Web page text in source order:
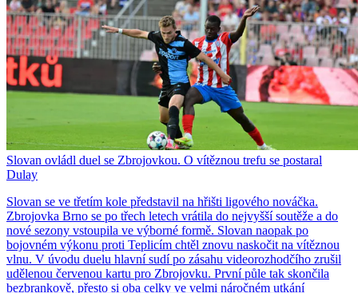
Slovan ovládl duel se Zbrojovkou. O vítěznou trefu se postaral
Dulay
Slovan se ve třetím kole představil na hřišti ligového nováčka.
Zbrojovka Brno se po třech letech vrátila do nejvyšší soutěže a do
nové sezony vstoupila ve výborné formě. Slovan naopak po
bojovném výkonu proti Teplicím chtěl znovu naskočit na vítěznou
vlnu. V úvodu duelu hlavní sudí po zásahu videorozhodčího zrušil
udělenou červenou kartu pro Zbrojovku. První půle tak skončila
bezbrankově, přesto si oba celky ve velmi náročném utkání